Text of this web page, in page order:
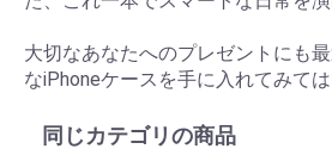
大切なあなたへのプレゼントにも
なiPhoneケースを手に入れてみて
同じカテゴリの商品